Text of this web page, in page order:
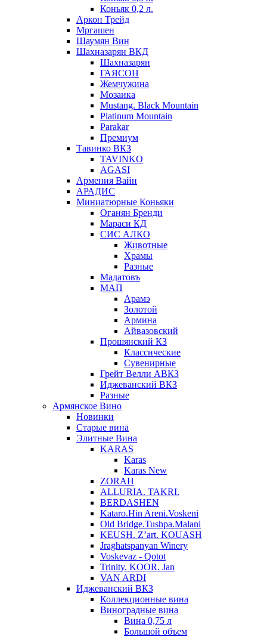
Коньяк 0,2 л.
Аркон Трейд
Мргашен
Шаумян Вин
Шахназарян ВКД
Шахназарян
ГАЯСОН
Жемчужина
Мозаика
Mustang. Black Mountain
Platinum Mountain
Parakar
Премиум
Тавинко ВКЗ
TAVINKO
AGASI
Армения Вайн
АРАДИС
Миниатюрные Коньяки
Оганян Бренди
Мараси КД
СИС АЛКО
Животные
Храмы
Разные
Мадатовъ
МАП
Арамэ
Золотой
Армина
Айвазовский
Прошянский КЗ
Классические
Сувенирные
Грейт Велли АВКЗ
Иджеванский ВКЗ
Разные
Армянское Вино
Новинки
Старые вина
Элитные Вина
KARAS
Karas
Karas New
ZORAH
ALLURIA. TAKRI.
BERDASHEN
Kataro.Hin Areni.Voskeni
Old Bridge.Tushpa.Malani
KEUSH. Z’art. KOUASH
Jraghatspanyan Winery
Voskevaz - Qotot
Trinity. KOOR. Jan
VAN ARDI
Иджеванский ВКЗ
Коллекционные вина
Виноградные вина
Вина 0,75 л
Большой объем